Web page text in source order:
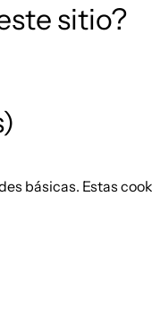
sitio?
básicas. Estas